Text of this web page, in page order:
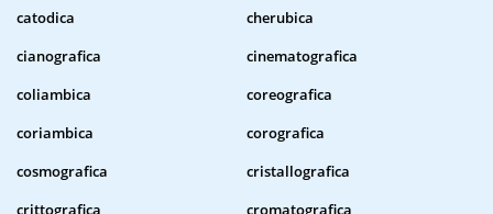
catodica
cherubica
cianografica
cinematografica
coliambica
coreografica
coriambica
corografica
cosmografica
cristallografica
crittografica
cromatografica